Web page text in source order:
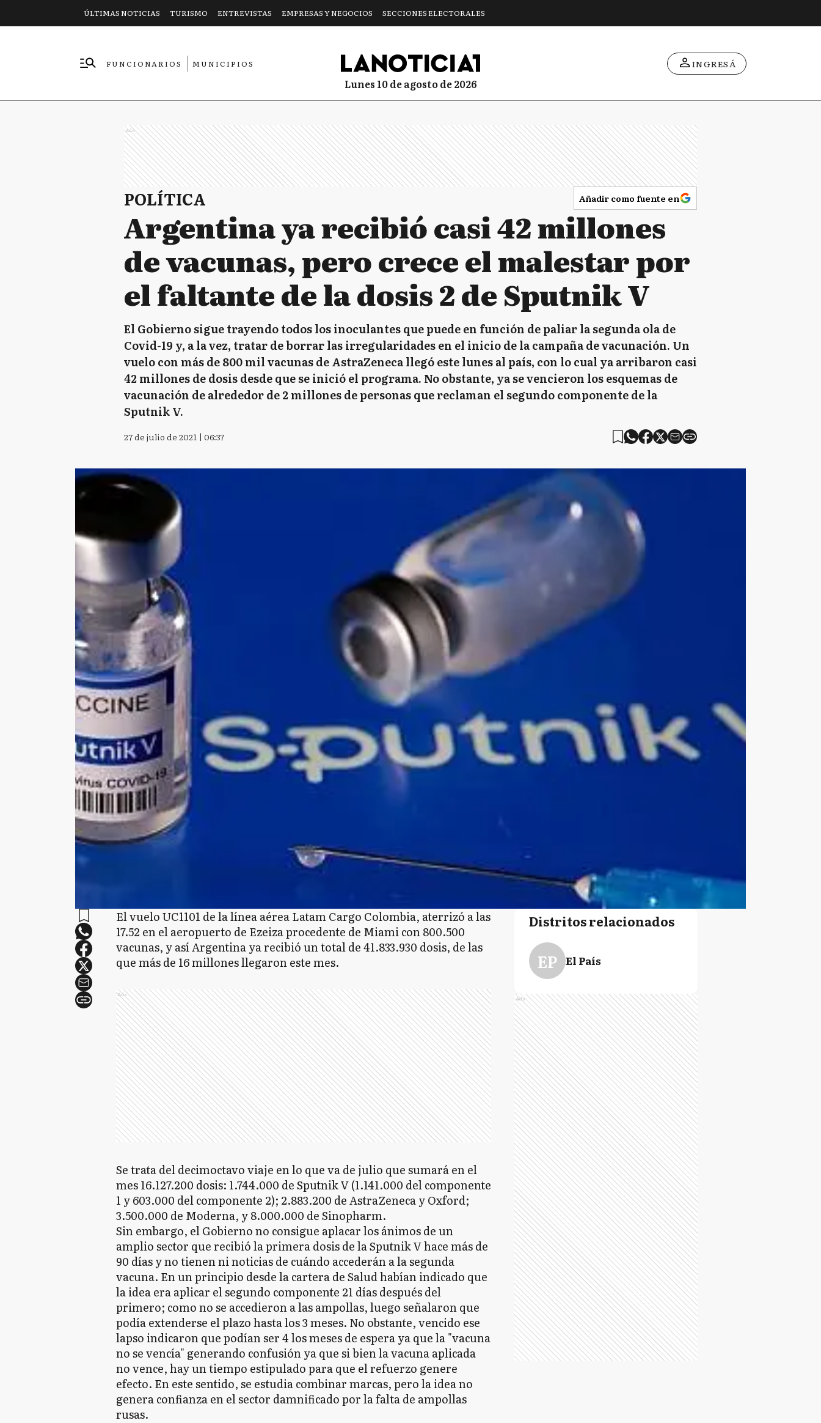
ÚLTIMAS NOTICIAS TURISMO ENTREVISTAS EMPRESAS Y NEGOCIOS SECCIONES ELECTORALES
FUNCIONARIOS
MUNICIPIOS
lunes 10 de agosto de 2026
INGRESÁ
Ads
POLÍTICA Añadir como fuente en
Argentina ya recibió casi 42 millones
de vacunas, pero crece el malestar por
el faltante de la dosis 2 de Sputnik V
El Gobierno sigue trayendo todos los inoculantes que puede en función de paliar la segunda ola de
Covid-19 y, a la vez, tratar de borrar las irregularidades en el inicio de la campaña de vacunación. Un
vuelo con más de 800 mil vacunas de AstraZeneca llegó este lunes al país, con lo cual ya arribaron casi
42 millones de dosis desde que se inició el programa. No obstante, ya se vencieron los esquemas de
vacunación de alrededor de 2 millones de personas que reclaman el segundo componente de la
Sputnik V.
27 de julio de 2021 | 06:37
El vuelo UC1101 de la línea aérea Latam Cargo Colombia, aterrizó a las
17.52 en el aeropuerto de Ezeiza procedente de Miami con 800.500
vacunas, y así Argentina ya recibió un total de 41.833.930 dosis, de las
que más de 16 millones llegaron este mes.
Ads
Se trata del decimoctavo viaje en lo que va de julio que sumará en el
mes 16.127.200 dosis: 1.744.000 de Sputnik V (1.141.000 del componente
1 y 603.000 del componente 2); 2.883.200 de AstraZeneca y Oxford;
3.500.000 de Moderna, y 8.000.000 de Sinopharm.
Sin embargo, el Gobierno no consigue aplacar los ánimos de un
amplio sector que recibió la primera dosis de la Sputnik V hace más de
90 días y no tienen ni noticias de cuándo accederán a la segunda
vacuna. En un principio desde la cartera de Salud habían indicado que
la idea era aplicar el segundo componente 21 días después del
primero; como no se accedieron a las ampollas, luego señalaron que
podía extenderse el plazo hasta los 3 meses. No obstante, vencido ese
lapso indicaron que podían ser 4 los meses de espera ya que la "vacuna
no se vencía" generando confusión ya que si bien la vacuna aplicada
no vence, hay un tiempo estipulado para que el refuerzo genere
efecto. En este sentido, se estudia combinar marcas, pero la idea no
genera confianza en el sector damnificado por la falta de ampollas
rusas.
Distritos relacionados
EP El País
Ads